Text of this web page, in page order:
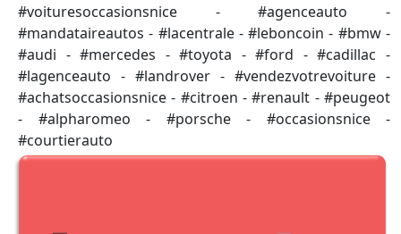
#voituresoccasionsnice - #agenceauto -
#mandataireautos - #lacentrale - #leboncoin - #bmw -
#audi - #mercedes - #toyota - #ford - #cadillac -
#lagenceauto - #landrover - #vendezvotrevoiture -
#achatsoccasionsnice - #citroen - #renault - #peugeot
- #alpharomeo - #porsche - #occasionsnice -
#courtierauto